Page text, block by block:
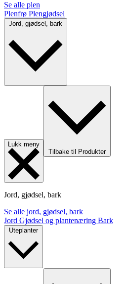
Se alle plen
Plenfrø Plengjødsel
Lukk meny
Tilbake til Produkter
Jord, gjødsel, bark
Se alle jord, gjødsel, bark
Jord Gjødsel og plantenæring Bark
Uteplanter